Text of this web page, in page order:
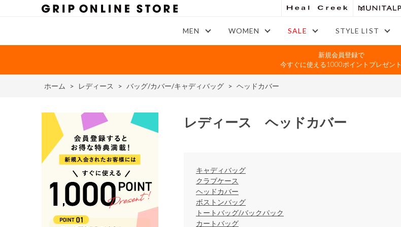
MEN WOMEN SALE STYLE LIST
新規会員登録で
今すぐに使える1000ポイントプレゼント
ホーム > レディース > バッグ/カバー/キャディバッグ > ヘッドカバー
レディース ヘッドカバー
キャディバッグ
クラブケース
ヘッドカバー
ボストンバッグ
トートバッグ/バックパック
カートバッグ